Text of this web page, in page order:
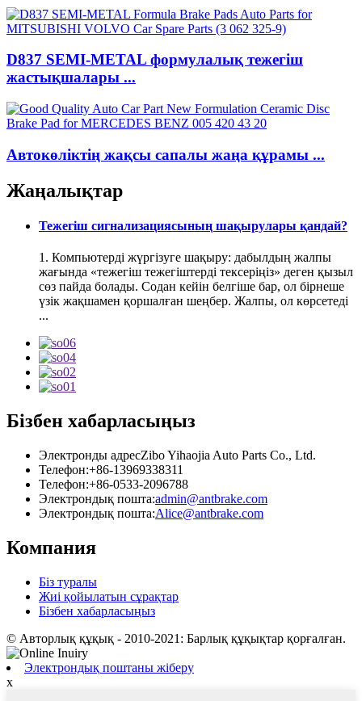
D837 SEMI-METAL формулалық тежегіш
жастықшалары ...
Автокөліктің жақсы сапалы жаңа құрамы ...
Жаңалықтар
Тежегіш сигнализациясының шақырулары қандай?
1. Компьютерді жүргізуге шақыру: дабылдың жалпы
жағында «тежегіш тежегіштерді тексеріңіз» деген қызыл
сөз пайда болады. Содан кейін белгіше бар, ол бірнеше
үзік жақшамен қоршалған шеңбер. Жалпы, ол көрсетеді
...
Бізбен хабарласыңыз
Электронды адресZibo Yihaojia Auto Parts Co., Ltd.
Телефон:+86-13969338311
Телефон:+86-0533-2096788
Электрондық пошта:admin@antbrake.com
Электрондық пошта:Alice@antbrake.com
Компания
Біз туралы
Жиі қойылатын сұрақтар
Бізбен хабарласыңыз
© Авторлық құқық - 2010-2021: Барлық құқықтар қорғалған.
Электрондық поштаны жіберу
x